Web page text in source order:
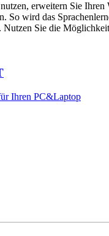
erweitern Sie
So wird das
Nutzen Sie die
Ihren PC&Laptop